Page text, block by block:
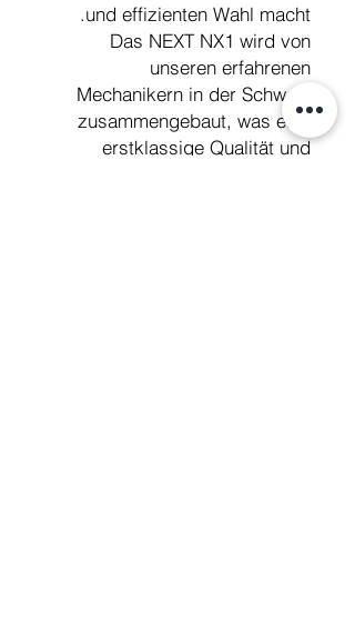
und effizienten Wahl macht.
Das NEXT NX1 wird von
unseren erfahrenen
Mechanikern in der Schweiz
zusammengebaut, was eine
erstklassige Qualität und